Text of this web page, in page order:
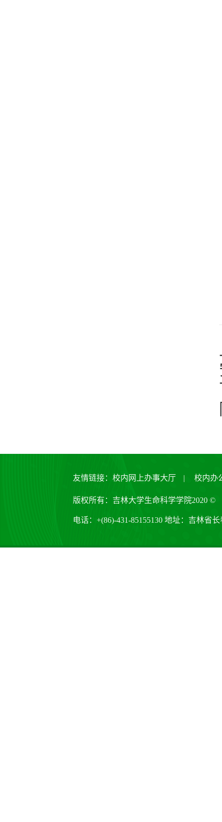
友情链接： 校内网上办事大厅 | 校内办
版权所有：吉林大学生命科学学院2020 ©
电话：+(86)-431-85155130 地址：吉林省